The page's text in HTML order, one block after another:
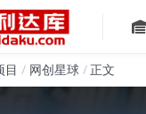
目 网创星球 正文